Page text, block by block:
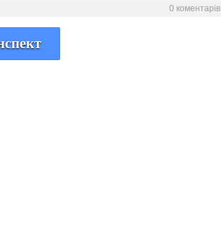
0 коментарів